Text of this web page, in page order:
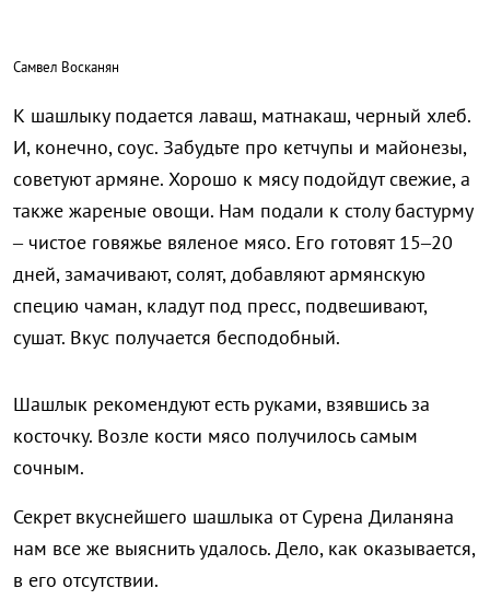
Самвел Восканян
К шашлыку подается лаваш, матнакаш, черный хлеб.
И, конечно, соус. Забудьте про кетчупы и майонезы,
советуют армяне. Хорошо к мясу подойдут свежие, а
также жареные овощи. Нам подали к столу бастурму
– чистое говяжье вяленое мясо. Его готовят 15–20
дней, замачивают, солят, добавляют армянскую
специю чаман, кладут под пресс, подвешивают,
сушат. Вкус получается бесподобный.
Шашлык рекомендуют есть руками, взявшись за
косточку. Возле кости мясо получилось самым
сочным.
Секрет вкуснейшего шашлыка от Сурена Диланяна
нам все же выяснить удалось. Дело, как оказывается,
в его отсутствии.